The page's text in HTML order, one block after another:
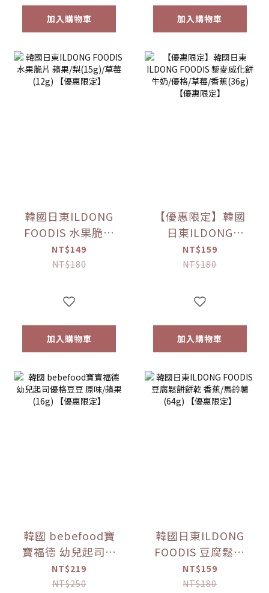
加入購物車 加入購物車
韓國日東ILDONG
FOODIS 水果脆片
蘋果/梨(15g)/草莓
(12g) 【優惠限定】
NT$149
NT$180
加入購物車
【優惠限定】韓國
日東ILDONG
FOODIS 藜麥威化
餅 牛奶/優格/草莓/
定】
NT$159
NT$180
加入購物車
韓國 bebefood寶
寶福德 幼兒起司優
格豆豆 原味/蘋果
(16g) 【優惠限定】
NT$219
NT$250
韓國日東ILDONG
FOODIS 豆腐鬆餅
餅乾 香蕉/馬鈴薯
(64g) 【優惠限定】
NT$159
NT$180